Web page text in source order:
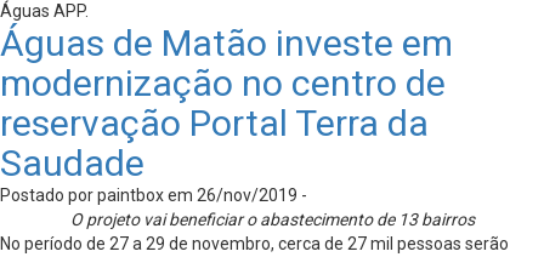
Águas APP.
Águas de Matão investe em
modernização no centro de
reservação Portal Terra da
Saudade
Postado por paintbox em 26/nov/2019 -
O projeto vai beneficiar o abastecimento de 13 bairros
No período de 27 a 29 de novembro, cerca de 27 mil pessoas serão